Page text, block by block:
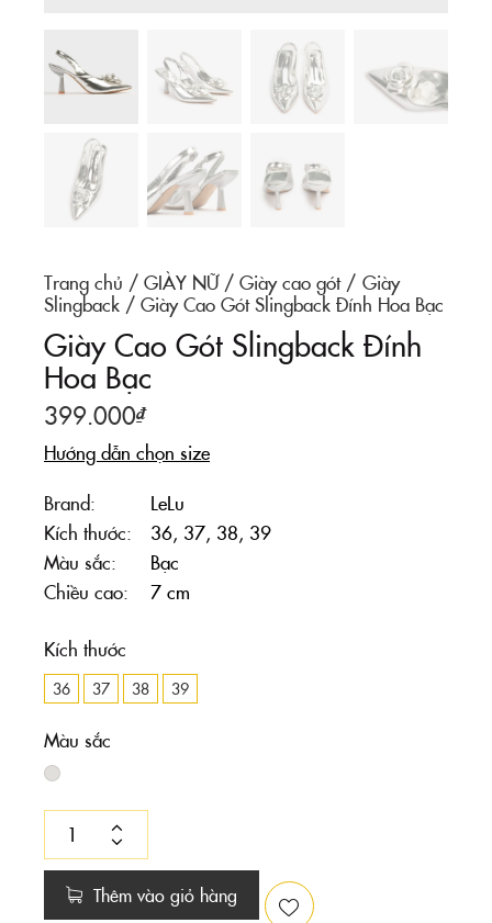
Trang chủ GIÀY NỮ Giày cao gót
Giày
Slingback
Giày Cao Gót Slingback Đính Hoa Bạc
Giày Cao Gót Slingback Đính
Hoa Bạc
399.000₫
Hướng dẫn chọn size
Brand
LeLu
Kích thước
36, 37, 38, 39
Màu sắc
Bạc
Chiều cao
7 cm
Kích thước
36 37 38 39
Màu sắc
Thêm vào giỏ hàng